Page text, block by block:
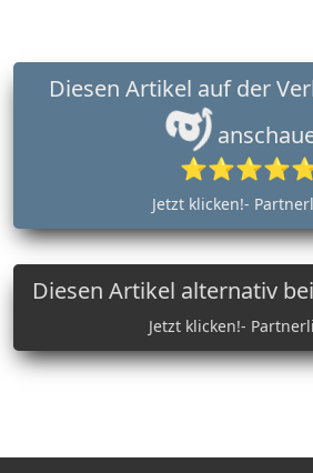
Jetzt klicken!-
Diesen Artikel alternativ bei
Jetzt klicken!-